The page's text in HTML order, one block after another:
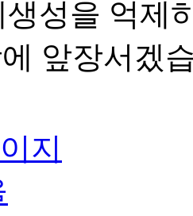
성을 억제
앞장서겠
지